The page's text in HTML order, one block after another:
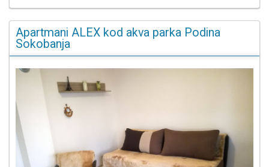
Apartmani ALEX kod akva parka Podina
Sokobanja